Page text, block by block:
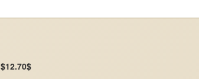
$12.70$